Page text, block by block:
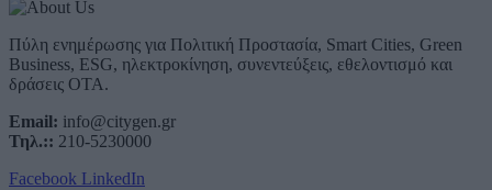
Πύλη ενημέρωσης για Πολιτική Προστασία, Smart Cities, Green
Business, ESG, ηλεκτροκίνηση, συνεντεύξεις, εθελοντισμό και
δράσεις ΟΤΑ.
Email: info@citygen.gr
Τηλ.:: 210-5230000
Facebook LinkedIn